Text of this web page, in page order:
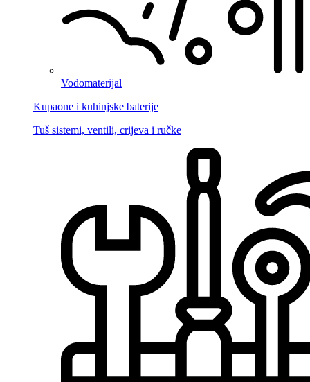
Vodomaterijal
Kupaone i kuhinjske baterije
Tuš sistemi, ventili, crijeva i ručke